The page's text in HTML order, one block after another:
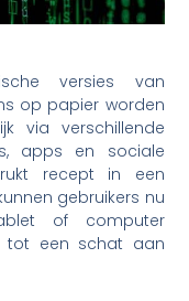
versies van
op papier worden
via verschillende
apps en sociale
recept in een
gebruikers nu
of computer
tot een schat aan